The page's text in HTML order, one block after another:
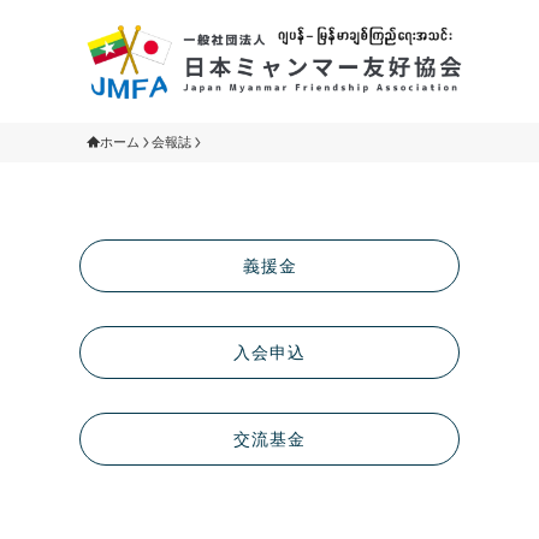
ホーム 会報誌
義援金
入会申込
交流基金